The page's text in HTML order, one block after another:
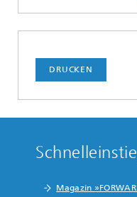
DRUCKEN
Magazin